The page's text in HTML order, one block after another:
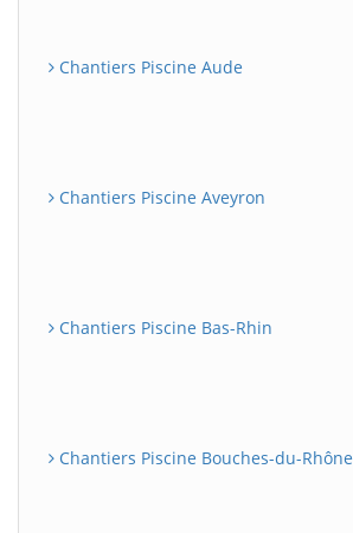
Chantiers Piscine Aude
Chantiers Piscine Aveyron
Chantiers Piscine Bas-Rhin
Chantiers Piscine Bouches-du-Rhône